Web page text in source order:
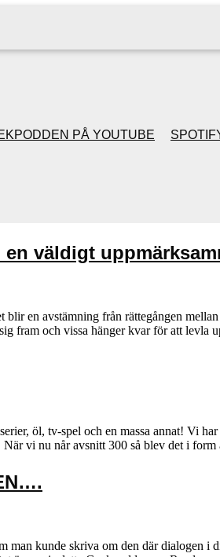
PÅ YOUTUBE
FILIPH
JULSPECIALER 2013
väldigt
blir en avstämning från rättegången
fram och vissa hänger kvar för att levla
öl, tv-spel och en massa annat! Vi
När vi nu når avsnitt 300 så blev det i
kunde skriva om den där dialogen i